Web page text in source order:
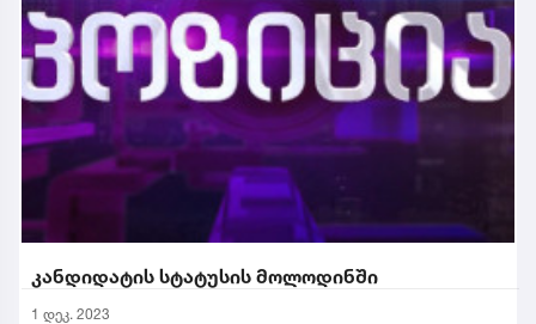
კანდიდატის სტატუსის მოლოდინში
1 დეკ. 2023